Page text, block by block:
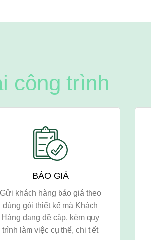
công trình
BÁO GIÁ
Gửi khách hàng báo giá theo
đúng gói thiết kế mà Khách
Hàng đang đề cập, kèm quy
trình làm việc cụ thể, chi tiết